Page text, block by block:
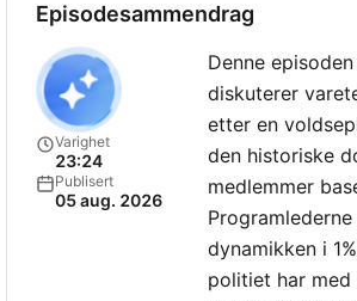
Episodesammendrag
Varighet
23:24
Publisert
05 aug. 2026
Denne
diskuterer
etter en
den historiske
medlemmer
dynamikken i
politiet har